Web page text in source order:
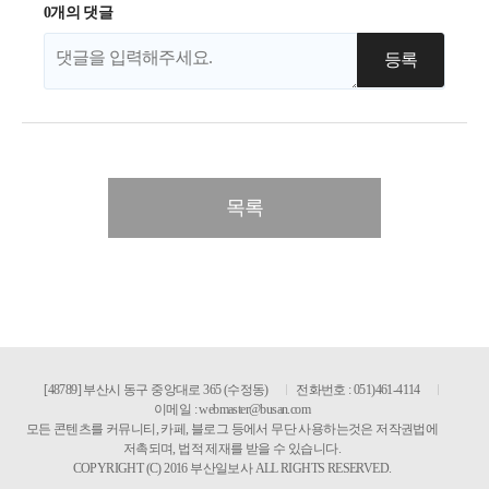
0개의 댓글
목록
[48789] 부산시 동구 중앙대로 365 (수정동)
전화번호 : 051)461-4114
이메일 :webmaster@busan.com
모든 콘텐츠를 커뮤니티, 카페, 블로그 등에서 무단 사용하는것은 저작권법에
저촉되며, 법적 제재를 받을 수 있습니다.
COPYRIGHT (C) 2016 부산일보사 ALL RIGHTS RESERVED.